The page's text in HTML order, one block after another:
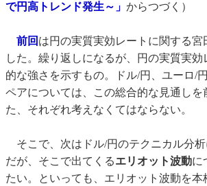
で円高トレンド発生～」 からつづく）
前回 は円の実質実効レートに関する宮
した。繰り返しになるが、円の実質実
的な強さを示すもの。ドル/円、ユーロ/
ペアについては、この総合的な見通しを
た、それぞれ考えなくてはならない。
そこで、次はドル/円のテクニカル分
だが、そこで出てくるエリオット波動に
たい。といっても、エリオット波動を本